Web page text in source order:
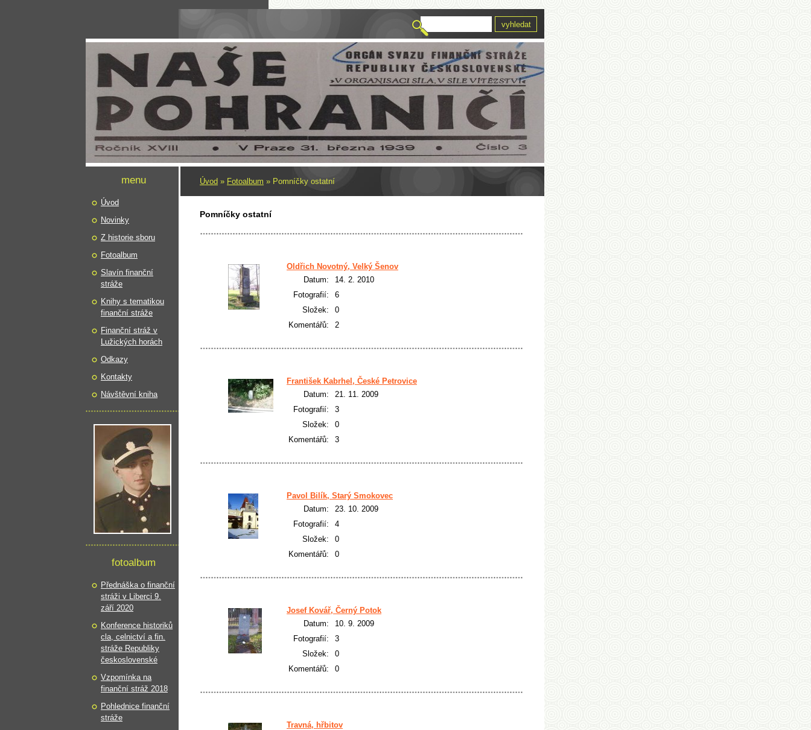
Úvod » Fotoalbum » Pomníčky ostatní
Pomníčky ostatní
Oldřich Novotný, Velký Šenov
Datum:
14. 2. 2010
Fotografií:
6
Složek:
0
Komentářů:
2
František Kabrhel, České Petrovice
Datum:
21. 11. 2009
Fotografií:
3
Složek:
0
Komentářů:
3
Pavol Bilík, Starý Smokovec
Datum:
23. 10. 2009
Fotografií:
4
Složek:
0
Komentářů:
0
Josef Kovář, Černý Potok
Datum:
10. 9. 2009
Fotografií:
3
Složek:
0
Komentářů:
0
Travná, hřbitov
menu
Úvod
Novinky
Z historie sboru
Fotoalbum
Slavín finanční
stráže
Knihy s tematikou
finanční stráže
Finanční stráž v
Lužických horách
Odkazy
Kontakty
Návštěvní kniha
fotoalbum
Přednáška o finanční
stráži v Liberci 9.
září 2020
Konference historiků
cla, celnictví a fin.
stráže Republiky
československé
Vzpomínka na
finanční stráž 2018
Pohlednice finanční
stráže